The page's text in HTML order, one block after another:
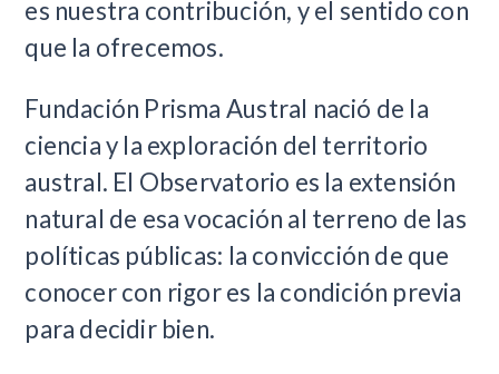
es nuestra contribución, y el sentido con
que la ofrecemos.
Fundación Prisma Austral nació de la
ciencia y la exploración del territorio
austral. El Observatorio es la extensión
natural de esa vocación al terreno de las
políticas públicas: la convicción de que
conocer con rigor es la condición previa
para decidir bien.